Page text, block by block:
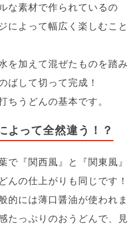
な素材で作られているの
によって幅広く楽しむこと
を加えて混ぜたものを踏み
ばして切って完成！
ちうどんの基本です。
よって全然違う！？
で『関西風』と『関東風』
んの仕上がりも同じです！
的には薄口醤油が使われま
たっぷりのおうどんで、見